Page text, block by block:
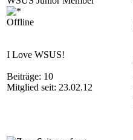
Offline
I Love WSUS!
Beiträge: 10
Mitglied seit: 23.02.12